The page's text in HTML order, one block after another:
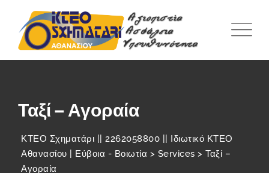
Ταξί – Αγοραία
ΚΤΕΟ Σχηματάρι || 2262058800 || Ιδιωτικό ΚΤΕΟ
Αθανασίου | Εύβοια - Βοιωτία > Services > Ταξί –
Αγοραία